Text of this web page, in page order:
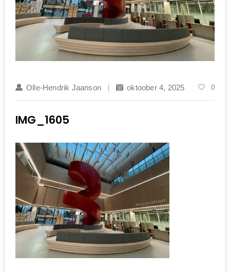
Olle-Hendrik Jaanson oktoober 4, 2025 0
IMG_1605